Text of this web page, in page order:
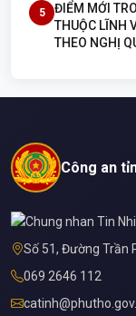
5
ĐIỂM MỚI
THUỘC LĨNH
THEO NGHỊ
Công an
Số 51, Đường Trần
069 2646 112